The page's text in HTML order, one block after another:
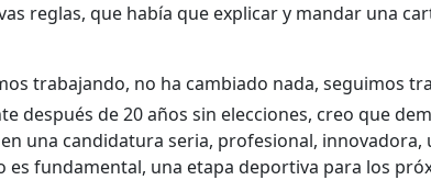
reglas, que había que explicar y mandar una
trabajando, no ha cambiado nada, seguimos
después de 20 años sin elecciones, creo que
una candidatura seria, profesional, innovadora,
es fundamental, una etapa deportiva para los